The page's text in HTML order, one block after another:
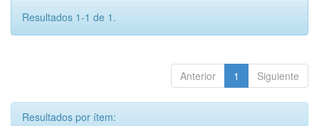
Resultados 1-1 de 1.
Anterior 1 Siguiente
Resultados por ítem: